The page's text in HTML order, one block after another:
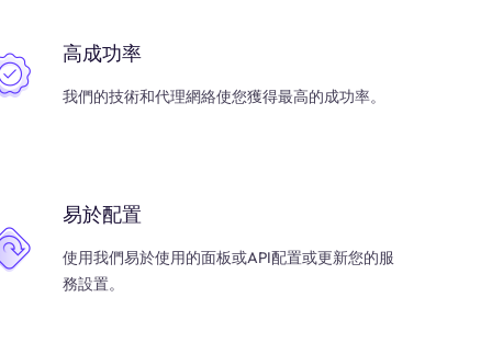
高成功率
我們的技術和代理網絡使您獲得最高的成功率。
易於配置
使用我們易於使用的面板或API配置或更新您的服
務設置。